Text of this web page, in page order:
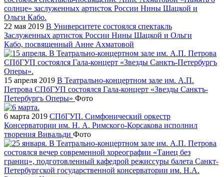
22 мая 2019 В Университете состоялся спектакль
Заслуженных артисток России Нины Шацкой и Ольги
Кабо, посвященный Анне Ахматовой
15 апреля 2019 В Театрально-концертном зале им. А.П.
Петрова СПбГУП состоялся Гала-концерт «Звезды Санктъ-
Петербургъ Оперы» Фото
6 марта 2019 СПбГУП. Симфонический оркестр
Консерватории им. Н. А. Римского-Корсакова исполнил
творения Вивальди Фото